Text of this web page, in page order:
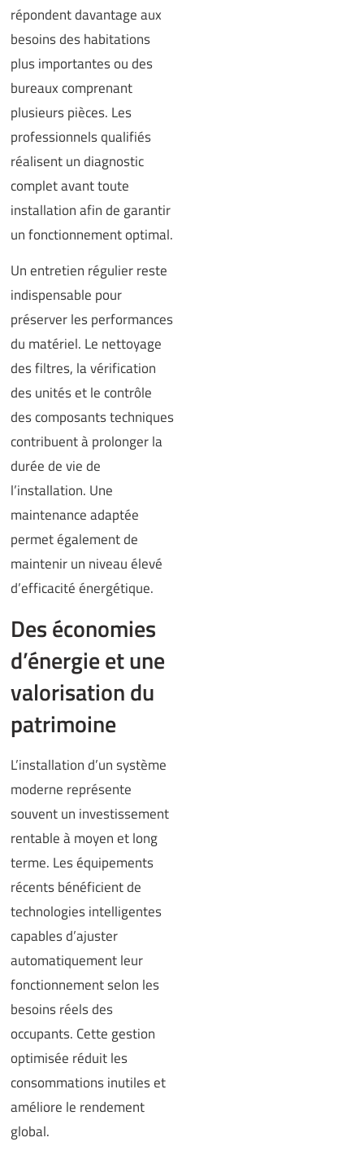
répondent davantage aux
besoins des habitations
plus importantes ou des
bureaux comprenant
plusieurs pièces. Les
professionnels qualifiés
réalisent un diagnostic
complet avant toute
installation afin de garantir
un fonctionnement optimal.
Un entretien régulier reste
indispensable pour
préserver les performances
du matériel. Le nettoyage
des filtres, la vérification
des unités et le contrôle
des composants techniques
contribuent à prolonger la
durée de vie de
l’installation. Une
maintenance adaptée
permet également de
maintenir un niveau élevé
d’efficacité énergétique.
Des économies
d’énergie et une
valorisation du
patrimoine
L’installation d’un système
moderne représente
souvent un investissement
rentable à moyen et long
terme. Les équipements
récents bénéficient de
technologies intelligentes
capables d’ajuster
automatiquement leur
fonctionnement selon les
besoins réels des
occupants. Cette gestion
optimisée réduit les
consommations inutiles et
améliore le rendement
global.